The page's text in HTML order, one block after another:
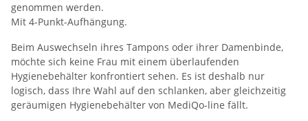
genommen werden.
Mit 4-Punkt-Aufhängung.
Beim Auswechseln ihres Tampons oder ihrer Damenbinde,
möchte sich keine Frau mit einem überlaufenden
Hygienebehälter konfrontiert sehen. Es ist deshalb nur
logisch, dass Ihre Wahl auf den schlanken, aber gleichzeitig
geräumigen Hygienebehälter von MediQo-line fällt.